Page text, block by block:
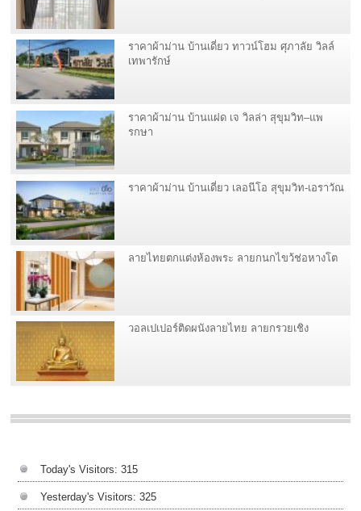
ราคาผ้าม่าน บ้านเดี่ยว ทาวน์โฮม ศุภาลัย วิลล์
เทพารักษ์
ราคาผ้าม่าน บ้านแฝด เจ วิลล่า สุขุมวิท–แพ
รกษา
ราคาผ้าม่าน บ้านเดี่ยว เลอนีโอ สุขุมวิท-เอราวัณ
ลายไทยตกแต่งห้องพระ ลายกนกไขว้ช่อหางโต
วอลเปเปอร์ติดผนังลายไทย ลายกรวยเชิง
Today's Visitors: 315
Yesterday's Visitors: 325